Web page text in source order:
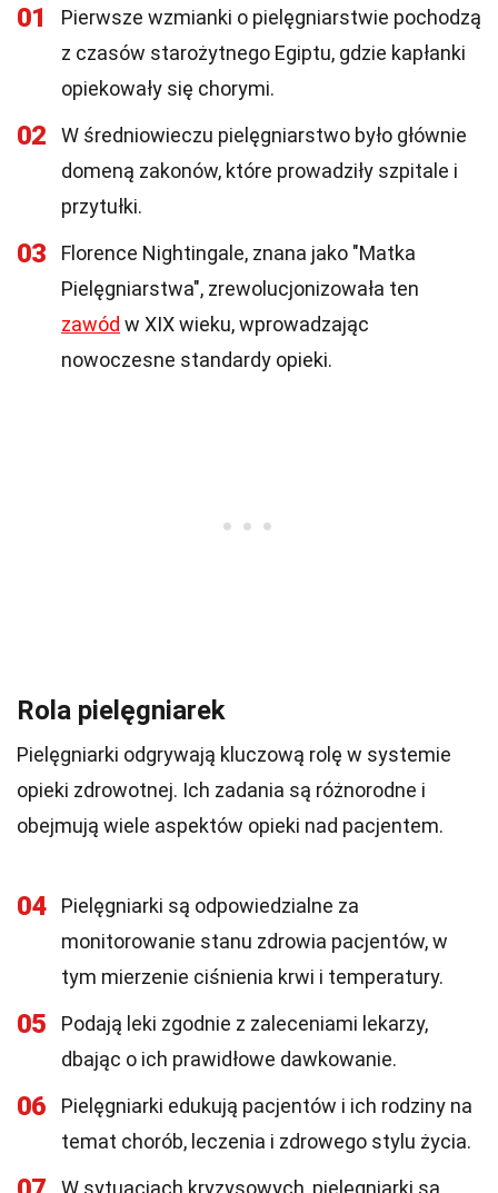
01
Pierwsze wzmianki o pielęgniarstwie pochodzą
z czasów starożytnego Egiptu, gdzie kapłanki
opiekowały się chorymi.
02
W średniowieczu pielęgniarstwo było głównie
domeną zakonów, które prowadziły szpitale i
przytułki.
03
Florence Nightingale, znana jako "Matka
Pielęgniarstwa", zrewolucjonizowała ten
zawód w XIX wieku, wprowadzając
nowoczesne standardy opieki.
Rola pielęgniarek
Pielęgniarki odgrywają kluczową rolę w systemie
opieki zdrowotnej. Ich zadania są różnorodne i
obejmują wiele aspektów opieki nad pacjentem.
04
Pielęgniarki są odpowiedzialne za
monitorowanie stanu zdrowia pacjentów, w
tym mierzenie ciśnienia krwi i temperatury.
05
Podają leki zgodnie z zaleceniami lekarzy,
dbając o ich prawidłowe dawkowanie.
06
Pielęgniarki edukują pacjentów i ich rodziny na
temat chorób, leczenia i zdrowego stylu życia.
W sytuacjach kryzysowych, pielęgniarki są